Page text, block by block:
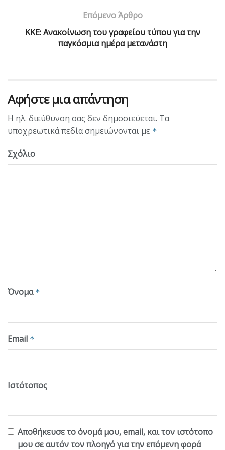
Επόμενο Άρθρο
ΚΚΕ: Ανακοίνωση του γραφείου τύπου για την
παγκόσμια ημέρα μετανάστη
Αφήστε μια απάντηση
Η ηλ. διεύθυνση σας δεν δημοσιεύεται. Τα
υποχρεωτικά πεδία σημειώνονται με *
Σχόλιο
Όνομα *
Email *
Ιστότοπος
Αποθήκευσε το όνομά μου, email, και τον ιστότοπο
μου σε αυτόν τον πλοηγό για την επόμενη φορά